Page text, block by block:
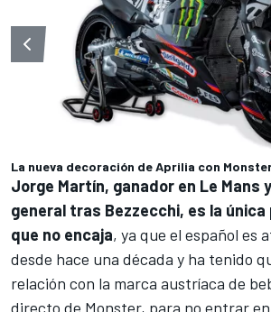
La nueva decoración de Aprilia con
Jorge Martín, ganador en Le Mans
general tras Bezzecchi, es la única
que no encaja, ya que el español es
desde hace una década y ha tenido
relación con la marca austríaca de
directo de Monster, para no entrar